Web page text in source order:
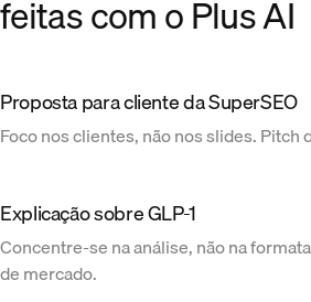
feitas com o Plus AI
Proposta para cliente da SuperSEO
Foco nos clientes, não nos slides. Pitch
Explicação sobre GLP-1
Concentre-se na análise, não na
de mercado.